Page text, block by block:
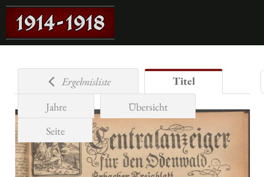
Ergebnisliste
Titel
Jahre
Übersicht
Seite